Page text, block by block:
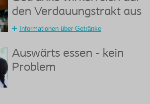
den Verdauungstrakt aus
Informationen über Getränke
Auswärts essen - kein
Problem